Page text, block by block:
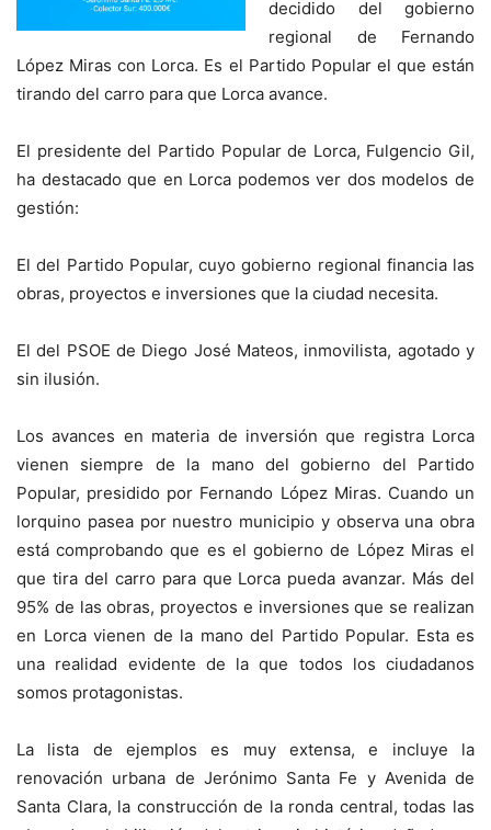
decidido del gobierno
regional de Fernando
López Miras con Lorca. Es el Partido Popular el que están
tirando del carro para que Lorca avance.
El presidente del Partido Popular de Lorca, Fulgencio Gil,
ha destacado que en Lorca podemos ver dos modelos de
gestión:
El del Partido Popular, cuyo gobierno regional financia las
obras, proyectos e inversiones que la ciudad necesita.
El del PSOE de Diego José Mateos, inmovilista, agotado y
sin ilusión.
Los avances en materia de inversión que registra Lorca
vienen siempre de la mano del gobierno del Partido
Popular, presidido por Fernando López Miras. Cuando un
lorquino pasea por nuestro municipio y observa una obra
está comprobando que es el gobierno de López Miras el
que tira del carro para que Lorca pueda avanzar. Más del
95% de las obras, proyectos e inversiones que se realizan
en Lorca vienen de la mano del Partido Popular. Esta es
una realidad evidente de la que todos los ciudadanos
somos protagonistas.
La lista de ejemplos es muy extensa, e incluye la
renovación urbana de Jerónimo Santa Fe y Avenida de
Santa Clara, la construcción de la ronda central, todas las